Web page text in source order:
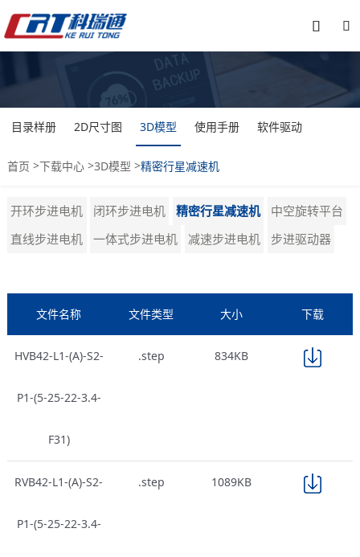


目录样册 2D尺寸图 3D模型 使用手册 软件驱动
首页 >下载中心>3D模型 >精密行星减速机
开环步进电机 闭环步进电机 精密行星减速机
中空旋转平台
直线步进电机
一体式步进电机 减速步进电机 步进驱动器
文件名称 文件类型 大小 下载
HVB42-L1-(A)-S2-
P1-(5-25-22-3.4-
F31)
.step 834KB
RVB42-L1-(A)-S2-
P1-(5-25-22-3.4-
.step 1089KB